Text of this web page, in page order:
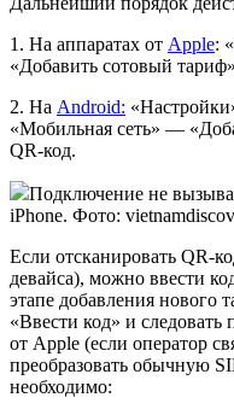
1. На аппаратах от Apple:
«Добавить сотовый
2. На Android:
«Мобильная сеть» —
QR-код.
Подключение не
iPhone. Фото:
Если отсканировать QR-
девайса), можно ввести
этапе добавления нового
«Ввести код» и
от Apple (если оператор
преобразовать обычную
необходимо: